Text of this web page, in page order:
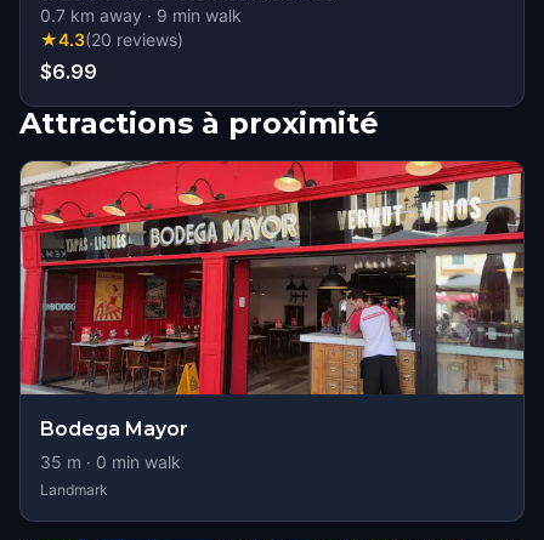
0.7 km away · 9 min walk
★4.3(20 reviews)
$6.99
Attractions à proximité
Bodega Mayor
35 m · 0 min walk
Landmark